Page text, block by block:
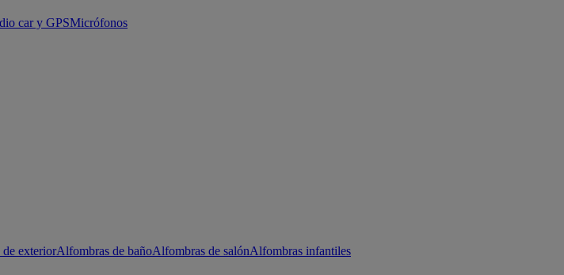
car y GPSMicrófonos
exteriorAlfombras de bañoAlfombras de salónAlfombras infantiles